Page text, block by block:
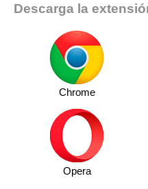
Descarga la
Chrome
Opera